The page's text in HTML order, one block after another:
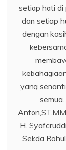
setiap hati di
dan setiap
dengan
yang
semua.
H.
Sekda